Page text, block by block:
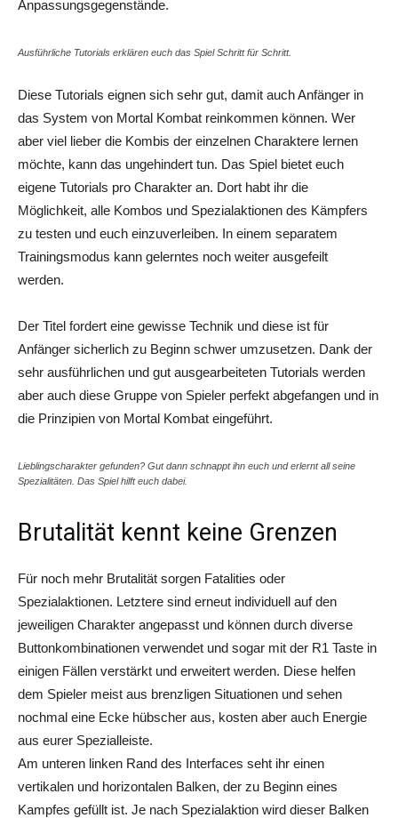
Anpassungsgegenstände.
Ausführliche Tutorials erklären euch das Spiel Schritt für Schritt.
Diese Tutorials eignen sich sehr gut, damit auch Anfänger in
das System von Mortal Kombat reinkommen können. Wer
aber viel lieber die Kombis der einzelnen Charaktere lernen
möchte, kann das ungehindert tun. Das Spiel bietet euch
eigene Tutorials pro Charakter an. Dort habt ihr die
Möglichkeit, alle Kombos und Spezialaktionen des Kämpfers
zu testen und euch einzuverleiben. In einem separatem
Trainingsmodus kann gelerntes noch weiter ausgefeilt
werden.
Der Titel fordert eine gewisse Technik und diese ist für
Anfänger sicherlich zu Beginn schwer umzusetzen. Dank der
sehr ausführlichen und gut ausgearbeiteten Tutorials werden
aber auch diese Gruppe von Spieler perfekt abgefangen und in
die Prinzipien von Mortal Kombat eingeführt.
Lieblingscharakter gefunden? Gut dann schnappt ihn euch und erlernt all seine
Spezialitäten. Das Spiel hilft euch dabei.
Brutalität kennt keine Grenzen
Für noch mehr Brutalität sorgen Fatalities oder
Spezialaktionen. Letztere sind erneut individuell auf den
jeweiligen Charakter angepasst und können durch diverse
Buttonkombinationen verwendet und sogar mit der R1 Taste in
einigen Fällen verstärkt und erweitert werden. Diese helfen
dem Spieler meist aus brenzligen Situationen und sehen
nochmal eine Ecke hübscher aus, kosten aber auch Energie
aus eurer Spezialleiste.
Am unteren linken Rand des Interfaces seht ihr einen
vertikalen und horizontalen Balken, der zu Beginn eines
Kampfes gefüllt ist. Je nach Spezialaktion wird dieser Balken